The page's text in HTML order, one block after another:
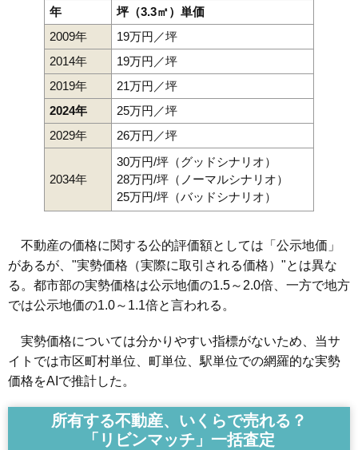
年
坪（3.3㎡）単価
2009年
19万円／坪
2014年
19万円／坪
2019年
21万円／坪
2024年
25万円／坪
2029年
26万円／坪
2034年
30万円/坪（グッドシナリオ）
28万円/坪（ノーマルシナリオ）
25万円/坪（バッドシナリオ）
不動産の価格に関する公的評価額としては「公示地価」
があるが、"実勢価格（実際に取引される価格）"とは異な
る。都市部の実勢価格は公示地価の1.5～2.0倍、一方で地方
では公示地価の1.0～1.1倍と言われる。
実勢価格については分かりやすい指標がないため、当サ
イトでは市区町村単位、町単位、駅単位での網羅的な実勢
価格をAIで推計した。
所有する不動産、いくらで売れる？
「リビンマッチ」一括査定